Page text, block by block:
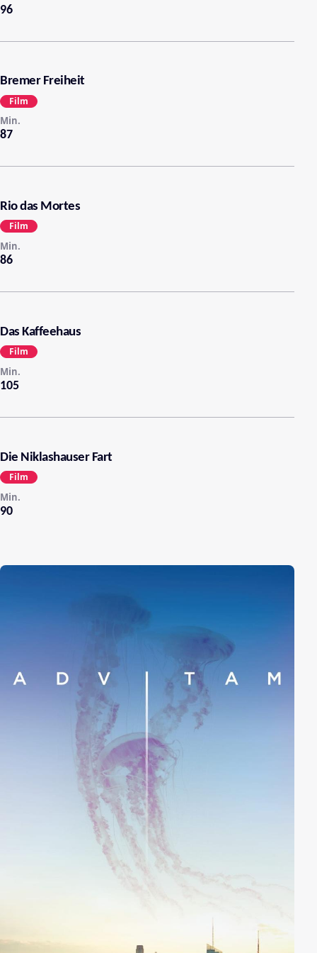
96
Bremer Freiheit
87
Min.
Film
Rio das Mortes
86
Min.
Film
Das Kaffeehaus
105
Min.
Film
Die Niklashauser Fart
90
Min.
Film